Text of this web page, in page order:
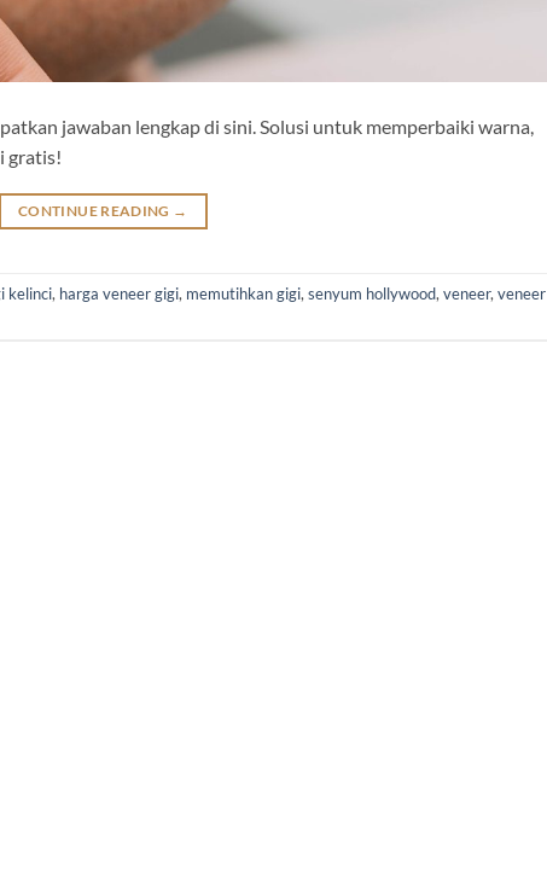
jawaban lengkap di sini. Solusi untuk memperbaiki warna,
gratis!
CONTINUE READING →
kelinci, harga veneer gigi, memutihkan gigi, senyum hollywood, veneer, veneer